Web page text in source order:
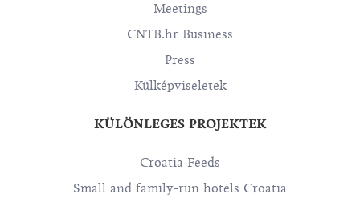
Meetings
CNTB.hr Business
Press
Külképviseletek
KÜLÖNLEGES PROJEKTEK
Croatia Feeds
Small and family-run hotels Croatia